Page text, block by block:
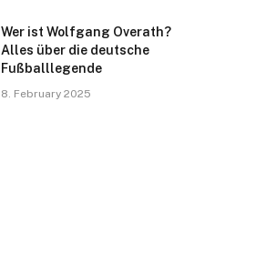
Wer ist Wolfgang Overath?
Alles über die deutsche
Fußballlegende
8. February 2025